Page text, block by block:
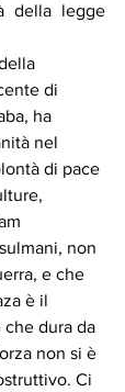
della legge
di
ha
nel
di pace
non
e che
è il
che dura da
non si è
Ci